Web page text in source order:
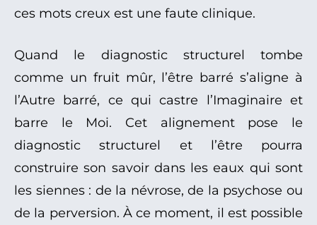
ces mots creux est une faute clinique.
Quand le diagnostic structurel tombe
comme un fruit mûr, l’être barré s’aligne à
l’Autre barré, ce qui castre l’Imaginaire et
barre le Moi. Cet alignement pose le
diagnostic structurel et l’être pourra
construire son savoir dans les eaux qui sont
les siennes : de la névrose, de la psychose ou
de la perversion. À ce moment, il est possible